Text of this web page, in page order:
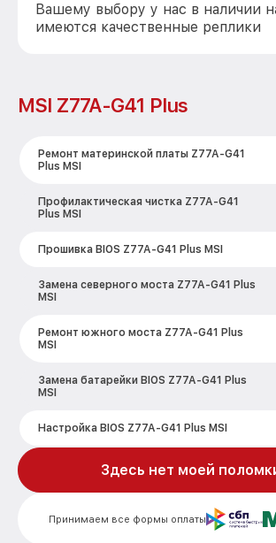
Вашему выбору у нас в наличии
имеются качественные реплики
MSI Z77A-G41 Plus
Ремонт материнской платы Z77A-G41
Plus MSI
Профилактическая чистка Z77A-G41
Plus MSI
Прошивка BIOS Z77A-G41 Plus MSI
Замена северного моста Z77A-G41 Plus
MSI
Ремонт южного моста Z77A-G41 Plus
MSI
Замена батарейки BIOS Z77A-G41 Plus
MSI
Настройка BIOS Z77A-G41 Plus MSI
Принимаем все формы оплаты
Здесь нет моей